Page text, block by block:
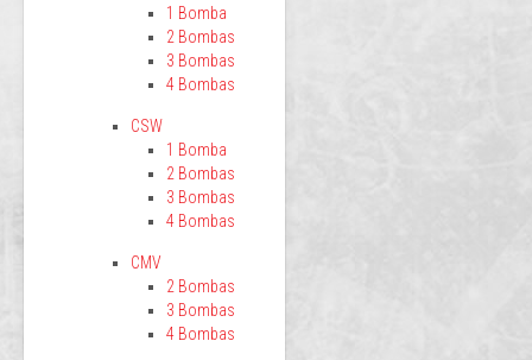
1 Bomba
2 Bombas
3 Bombas
4 Bombas
CSW
1 Bomba
2 Bombas
3 Bombas
4 Bombas
CMV
2 Bombas
3 Bombas
4 Bombas